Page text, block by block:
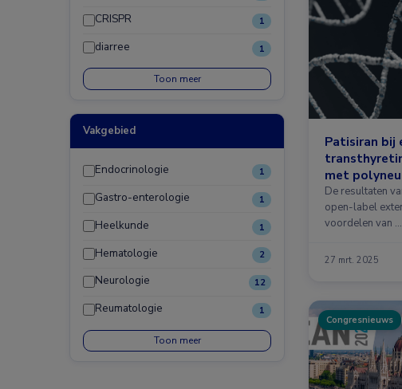
CRISPR 1
diarree 1
Toon meer
Vakgebied
Endocrinologie 1
Gastro-enterologie 1
Heelkunde 1
Hematologie 2
Neurologie 12
Reumatologie 1
Toon meer
Patisiran bij
met
De resultaten
open-label
voordelen van …
27 mrt. 2025
Congresnieuws